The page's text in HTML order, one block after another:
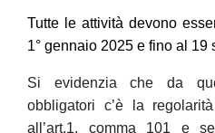
Tutte le attività devono
1° gennaio 2025 e fino al 19
Si evidenzia che da
obbligatori c’è la
all’art.1, comma 101 e